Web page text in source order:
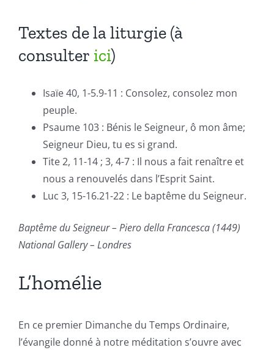
Textes de la liturgie (à
consulter ici)
Isaïe 40, 1-5.9-11 : Consolez, consolez mon
peuple.
Psaume 103 : Bénis le Seigneur, ô mon âme;
Seigneur Dieu, tu es si grand.
Tite 2, 11-14 ; 3, 4-7 : Il nous a fait renaître et
nous a renouvelés dans l’Esprit Saint.
Luc 3, 15-16.21-22 : Le baptême du Seigneur.
Baptême du Seigneur – Piero della Francesca (1449)
National Gallery – Londres
L’homélie
En ce premier Dimanche du Temps Ordinaire,
l’évangile donné à notre méditation s’ouvre avec